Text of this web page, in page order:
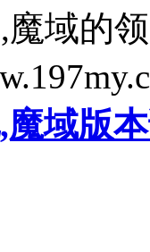
域的
域版